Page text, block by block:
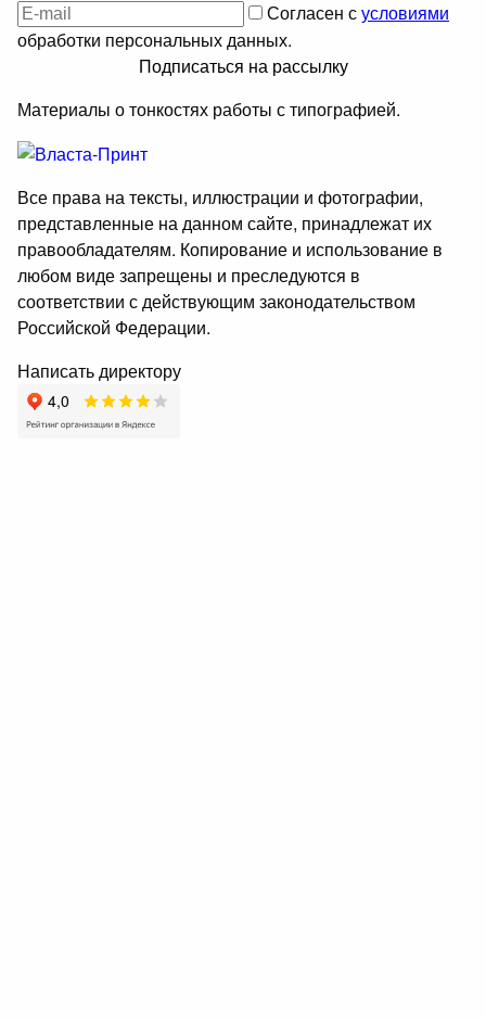
Согласен сусловиями
обработки персональных данных.
Подписаться на рассылку
Материалы о тонкостях работы с типографией.
Все права на тексты, иллюстрации и фотографии,
представленные на данном сайте, принадлежат их
правообладателям. Копирование и использование в
любом виде запрещены и преследуются в
соответствии с действующим законодательством
Российской Федерации.
Написать директору